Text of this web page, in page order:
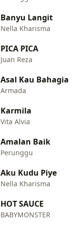
Banyu Langit
Nella Kharisma
PICA PICA
Juan Reza
Asal Kau Bahagia
Armada
Karmila
Vita Alvia
Amalan Baik
Perunggu
Aku Kudu Piye
Nella Kharisma
HOT SAUCE
BABYMONSTER